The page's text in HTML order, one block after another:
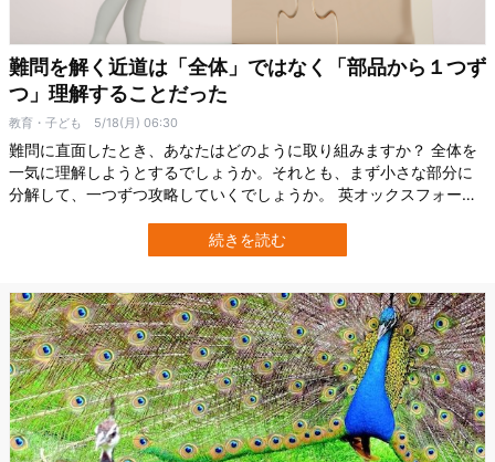
難問を解く近道は「全体」ではなく「部品から１つず
つ」理解することだった
教育・子ども 5/18(月) 06:30
難問に直面したとき、あなたはどのように取り組みますか？ 全体を
一気に理解しようとするでしょうか。それとも、まず小さな部分に
分解して、一つずつ攻略していくでしょうか。 英オックスフォード
学ぶ際、「まず部品ごとに覚える」という戦略を取ることで、後の
判断をより正確にできる可能性が示されました。 この研究は、2026
続きを読む